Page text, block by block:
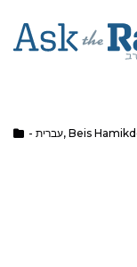
- עברית, Beis